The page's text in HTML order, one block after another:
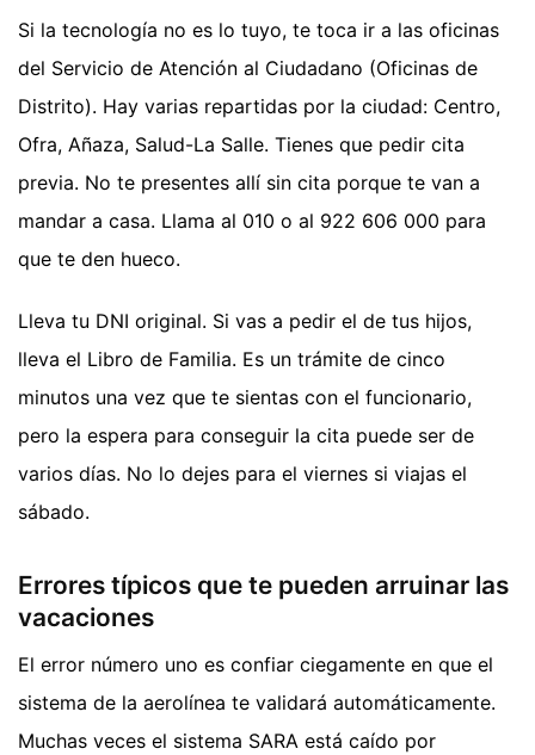
Si la tecnología no es lo tuyo, te toca ir a las oficinas
del Servicio de Atención al Ciudadano (Oficinas de
Distrito). Hay varias repartidas por la ciudad: Centro,
Ofra, Añaza, Salud-La Salle. Tienes que pedir cita
previa. No te presentes allí sin cita porque te van a
mandar a casa. Llama al 010 o al 922 606 000 para
que te den hueco.
Lleva tu DNI original. Si vas a pedir el de tus hijos,
lleva el Libro de Familia. Es un trámite de cinco
minutos una vez que te sientas con el funcionario,
pero la espera para conseguir la cita puede ser de
varios días. No lo dejes para el viernes si viajas el
sábado.
Errores típicos que te pueden arruinar las
vacaciones
El error número uno es confiar ciegamente en que el
sistema de la aerolínea te validará automáticamente.
Muchas veces el sistema SARA está caído por